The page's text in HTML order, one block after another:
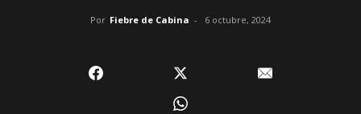
Por Fiebre de Cabina - 6 octubre, 2024